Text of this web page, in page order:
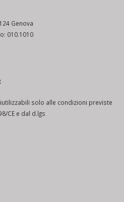
Genova
010.1010
solo alle condizioni previste
CE e dal d.lgs